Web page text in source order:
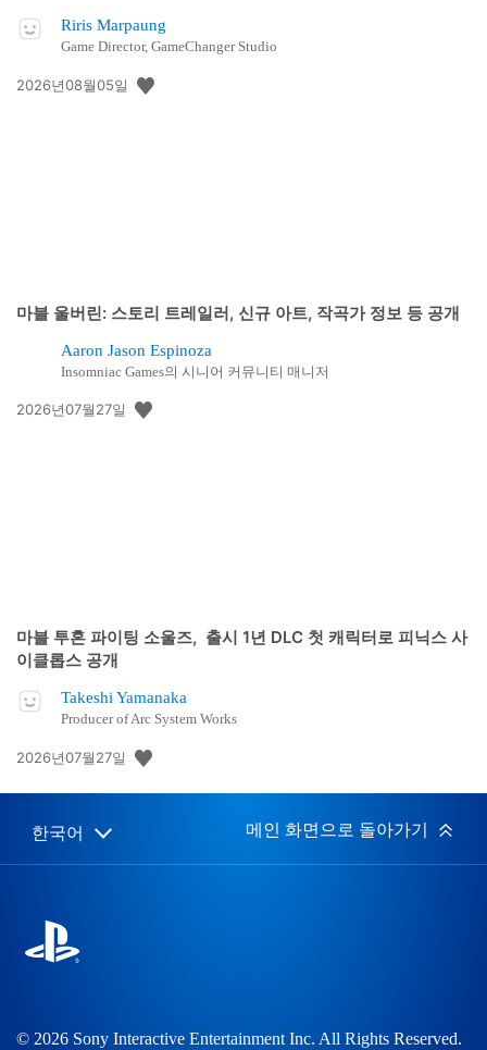
Riris Marpaung
Game Director, GameChanger Studio
공
2026년08월05일
마블 울버린: 스토리 트레일러, 신규 아트, 작곡가 정보 등 공개
Aaron Jason Espinoza
Insomniac Games의 시니어 커뮤니티 매니저
공
2026년07월27일
마블 투혼 파이팅 소울즈, 출시 1년 DLC 첫 캐릭터로 피닉스 사
이클롭스 공개
Takeshi Yamanaka
Producer of Arc System Works
공
일:
2026년07월27일
Select
Current
한국어 메인 화면으로 돌아가기
© 2026 Sony Interactive Entertainment Inc. All Rights Reserved.